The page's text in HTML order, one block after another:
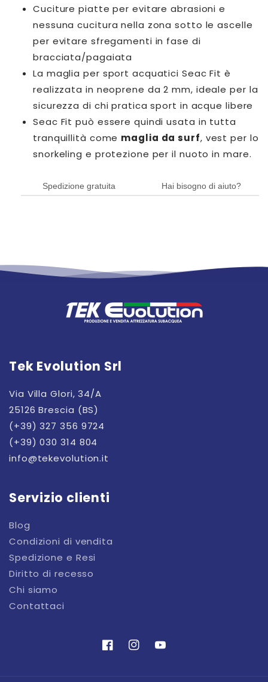
Cuciture piatte per evitare abrasioni e
nessuna cucitura nella zona sotto le ascelle
per evitare sfregamenti in fase di
bracciata/pagaiata
La maglia per sport acquatici Seac Fit è
realizzata in neoprene da 2 mm, ideale per la
sicurezza di chi pratica sport in acque libere
Seac Fit può essere quindi usata in tutta
tranquillità come maglia da surf, vest per lo
snorkeling e protezione per il nuoto in mare.
Spedizione gratuita Hai bisogno di aiuto?
Tek Evolution Srl
Via Villa Glori, 34/A
25126 Brescia (BS)
(+39) 327 356 9724
(+39) 030 314 804
info@tekevolution.it
Servizio clienti
Blog
Condizioni di vendita
Spedizione e Resi
Diritto di recesso
Chi siamo
Contattaci
FacebookInstagramYouTube